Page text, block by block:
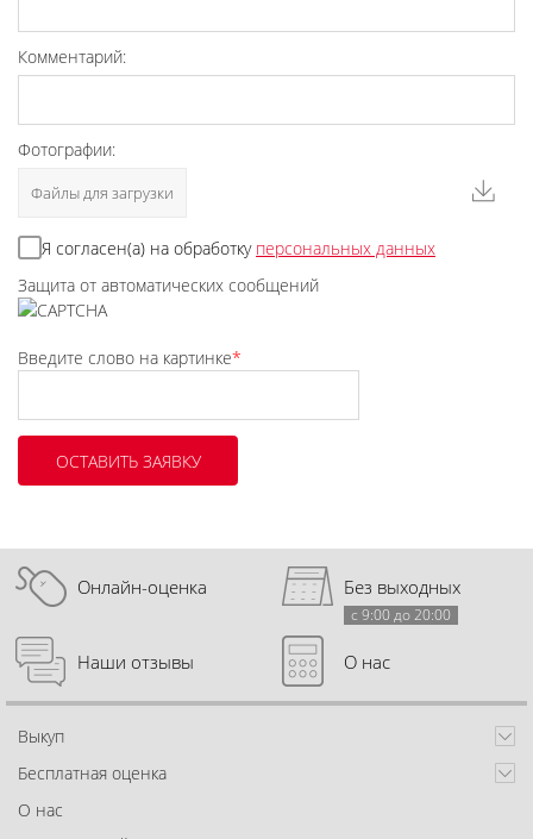
Комментарий:
Фотографии:
Файлы для загрузки
Я согласен(а) на обработку персональных данных
Защита от автоматических сообщений
Введите слово на картинке*
Онлайн-оценка Без выходных
с 9:00 до 20:00
Наши отзывы О нас
Выкуп
Бесплатная оценка
О нас